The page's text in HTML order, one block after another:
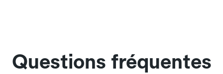
Questions fréquentes